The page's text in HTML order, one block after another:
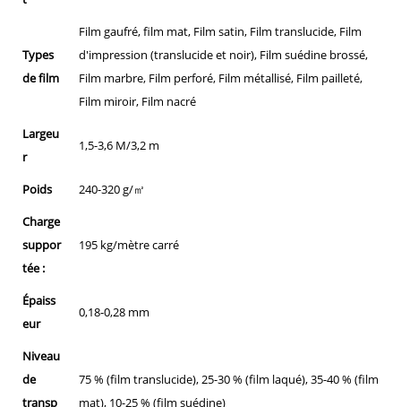
Types
de film
Film gaufré, film mat, Film satin, Film translucide, Film
d'impression (translucide et noir), Film suédine brossé,
Film marbre, Film perforé, Film métallisé, Film pailleté,
Film miroir, Film nacré
Largeu
r
1,5-3,6 M/3,2 m
Poids
240-320 g/㎡
Charge
suppor
tée :
195 kg/mètre carré
Épaiss
eur
0,18-0,28 mm
Niveau
de
transp
75 % (film translucide), 25-30 % (film laqué), 35-40 % (film
mat), 10-25 % (film suédine)